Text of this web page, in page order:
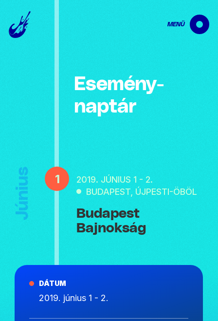
MENÜ
Esemény­
naptár
Június 1
2019. JÚNIUS 1 - 2.
BUDAPEST, ÚJPESTI-ÖBÖL
Budapest
Bajnokság
DÁTUM
2019. június 1 - 2.